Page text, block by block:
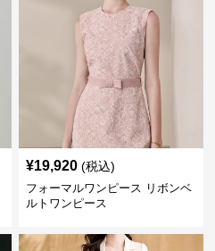
¥19,920 (税込)
フォーマルワンピース リボンベ
ルトワンピース